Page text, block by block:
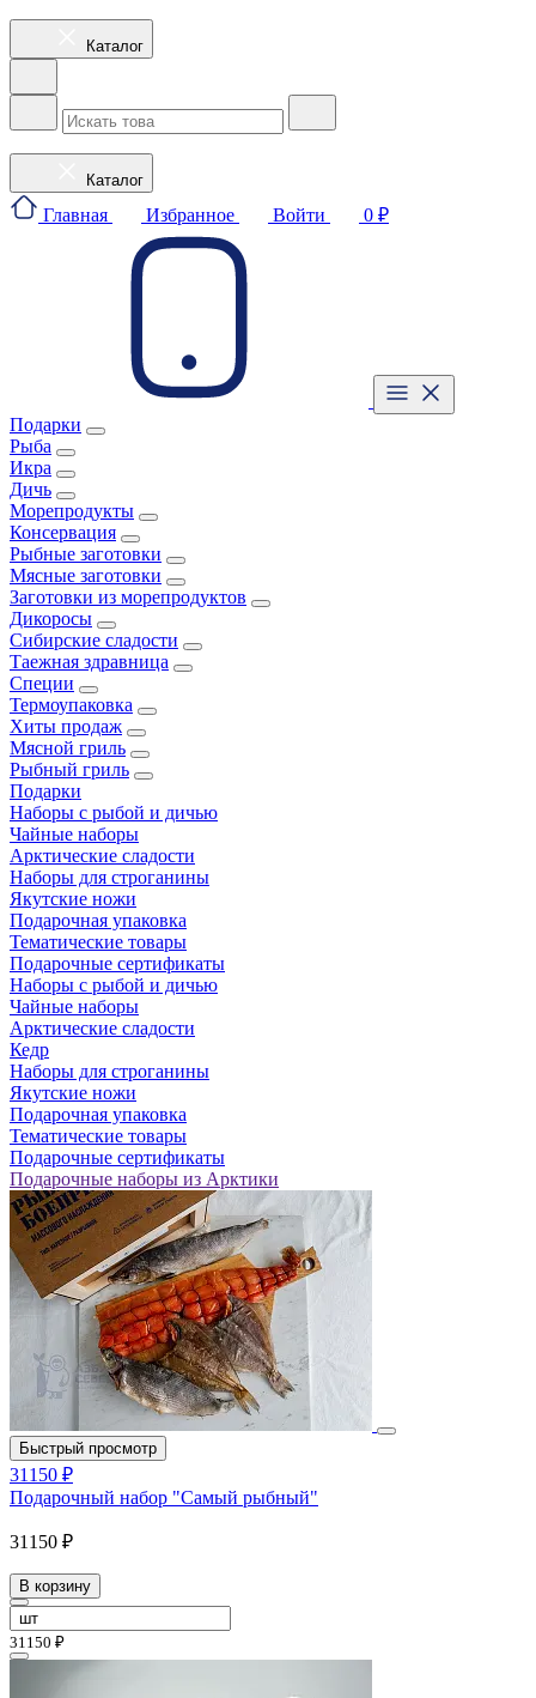
Каталог
Каталог
Главная Избранное Войти 0 ₽
Подарки
Рыба
Икра
Дичь
Морепродукты
Консервация
Рыбные заготовки
Мясные заготовки
Заготовки из морепродуктов
Дикоросы
Сибирские сладости
Таежная здравница
Специи
Термоупаковка
Хиты продаж
Мясной гриль
Рыбный гриль
Подарки
Наборы с рыбой и дичью
Чайные наборы
Арктические сладости
Наборы для строганины
Якутские ножи
Подарочная упаковка
Тематические товары
Подарочные сертификаты
Наборы с рыбой и дичью
Чайные наборы
Арктические сладости
Кедр
Наборы для строганины
Якутские ножи
Подарочная упаковка
Тематические товары
Подарочные сертификаты
Подарочные наборы из Арктики
Быстрый просмотр
31150 ₽
Подарочный набор "Самый рыбный"
31150 ₽
В корзину
31150 ₽